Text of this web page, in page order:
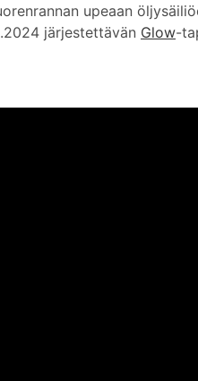
upeaan
järjestettävän Glow-